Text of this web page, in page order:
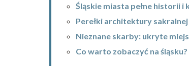
Śląskie miasta pełne historii i
Perełki architektury sakralnej
Nieznane skarby: ukryte
Co warto zobaczyć na śląsku?